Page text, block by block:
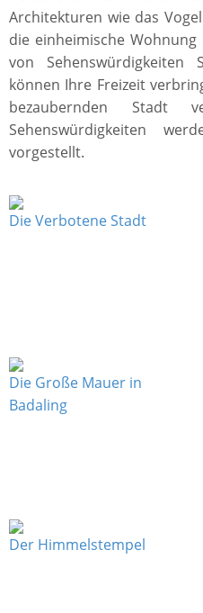
Architekturen wie das
die einheimische
von Sehenswürdigkeiten
können Ihre Freizeit
bezaubernden Stadt
Sehenswürdigkeiten
vorgestellt.
Die Verbotene Stadt
Die Große Mauer in
Badaling
Der Himmelstempel